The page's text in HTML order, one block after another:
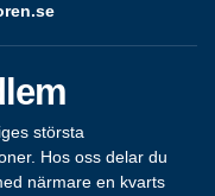
största
Hos oss delar du
närmare en kvarts